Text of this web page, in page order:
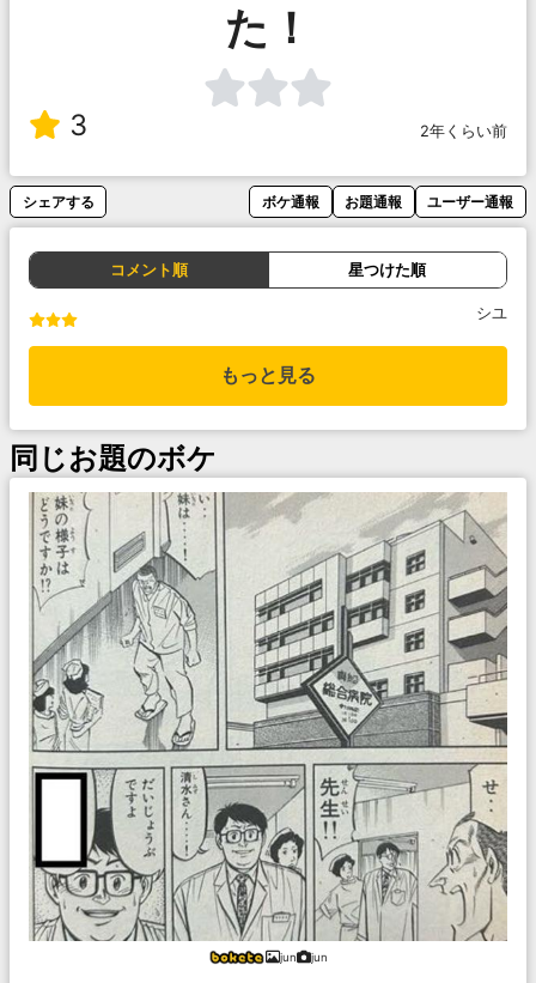
た！
3 2年くらい前
シェアする ボケ通報 お題通報 ユーザー通報
コメント順 星つけた順
シユ
もっと見る
同じお題のボケ
jun jun